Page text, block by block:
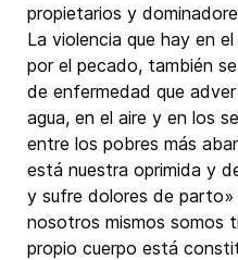
propietarios y
La violencia que hay en
por el pecado, también
de enfermedad que
agua, en el aire y en los
entre los pobres más
está nuestra oprimida y
y sufre dolores de parto»
nosotros mismos somos
propio cuerpo está